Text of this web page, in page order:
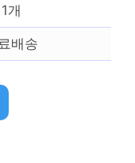
1개
배송